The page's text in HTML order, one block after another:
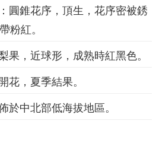
圓錐花序，頂生，花序密被銹
粉紅。
果，近球形，成熟時紅黑色。
花，夏季結果。
於中北部低海拔地區。